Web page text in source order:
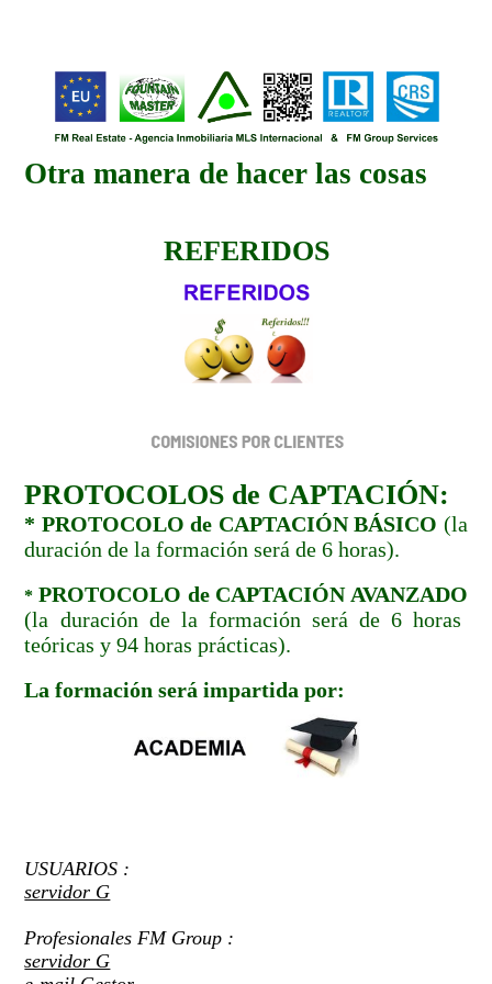
Otra manera de hacer las cosas
REFERIDOS
PROTOCOLOS de CAPTACIÓN:
* PROTOCOLO de CAPTACIÓN BÁSICO (la
duración de la formación será de 6 horas).
* PROTOCOLO de CAPTACIÓN AVANZADO
(la duración de la formación será de 6 horas
teóricas y 94 horas prácticas).
La formación será impartida por:
USUARIOS :
servidor G
Profesionales FM Group :
servidor G